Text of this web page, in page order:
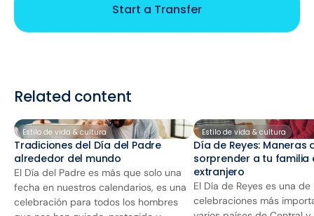
Start a Transfer
Related content
Estilo de vida & cultura
Tradiciones del Día del Padre
alrededor del mundo
El Día del Padre es más que solo una
fecha en nuestros calendarios, es una
celebración para todos los hombres
Estilo de vida & cultura
Día de Reyes: Maneras
sorprender a tu familia
extranjero
El Día de Reyes es una de
celebraciones más